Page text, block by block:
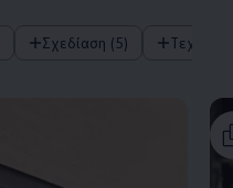
Σχεδίαση (5)